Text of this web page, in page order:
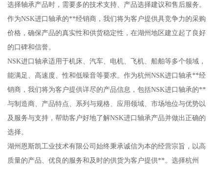
选择轴承产品时，需要多的技术支持、产品选择建议和售后服务。
作为NSK进口轴承的**经销商，我们将为客户提供具竞争力的采购
价格，确保产品的真实性和供货稳定性，在湖州地区建立起了良好
的口碑和信誉。
NSK进口轴承适用于机床、汽车、电机、飞机、船舶等多个领域，
能满足、高速度、性和低噪音等要求。作为杭州NSK进口轴承**经
销商，我们将为客户提供详尽的产品信息，包括NSK进口轴承的**
与制造商、产品特点、系列与规格、应用领域、市场地位与优势以
及服务与支持，帮助客户好地了解NSK进口轴承产品并做出正确的
选择。
湖州恩斯凯工业技术有限公司始终秉承诚信为本的经营宗旨，以高
质量的产品、优良的服务和及时的供货为客户提供**。选择杭州